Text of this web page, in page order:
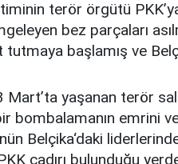
terör örgütü
bez parçaları
başlamış ve
Mart’ta yaşanan terör
bombalamanın emrini
Belçika‘daki
çadırı bulunduğu